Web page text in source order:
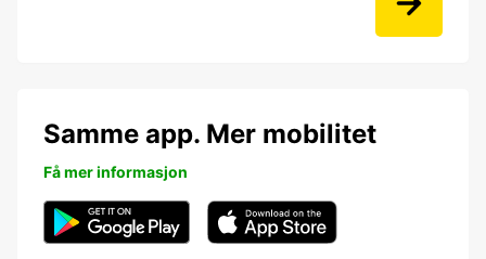
Samme app. Mer mobilitet
Få mer informasjon